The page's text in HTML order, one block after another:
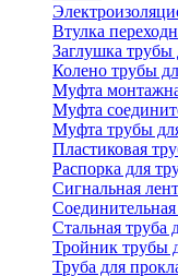
Втулка
Заглушка трубы
Колено трубы
Муфта
Муфта
Муфта трубы
Пластиковая
Распорка для
Сигнальная
Стальная труба
Тройник трубы
Труба для